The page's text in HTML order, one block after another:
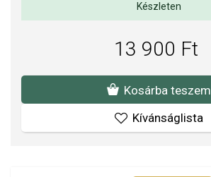
Készleten
13 900 Ft
Kosárba teszem
Kívánságlista